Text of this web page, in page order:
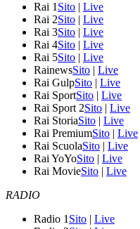
Rai 1 Sito | Live
Rai 2Sito | Live
Rai 3Sito | Live
Rai 4Sito | Live
Rai 5Sito | Live
RainewsSito | Live
Rai GulpSito | Live
Rai SportSito | Live
Rai Sport 2Sito | Live
Rai StoriaSito | Live
Rai PremiumSito | Live
Rai ScuolaSito | Live
Rai YoYoSito | Live
Rai MovieSito | Live
RADIO
Radio 1 Sito | Live